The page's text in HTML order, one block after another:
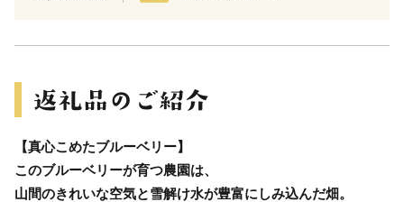
【真心こめたブルーベリー】
このブルーベリーが育つ農園は、
山間のきれいな空気と雪解け水が豊富にしみ込んだ畑。